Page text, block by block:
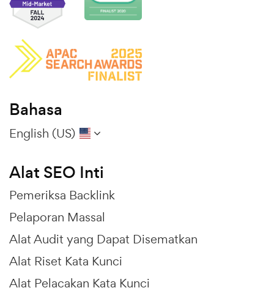
Bahasa
English (US)
Alat SEO Inti
Pemeriksa Backlink
Pelaporan Massal
Alat Audit yang Dapat Disematkan
Alat Riset Kata Kunci
Alat Pelacakan Kata Kunci